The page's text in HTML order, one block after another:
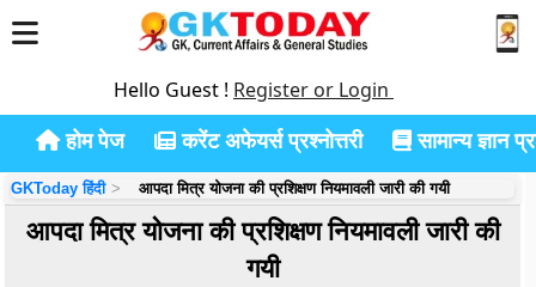
Hello Guest ! Register or Login
होम पेज करेंट अफेयर्स प्रश्नोत्तरी सामान्य ज्ञान
GKToday हिंदी आपदा मित्र योजना की प्रशिक्षण नियमावली जारी की गयी
आपदा मित्र योजना की प्रशिक्षण नियमावली जारी की
गयी